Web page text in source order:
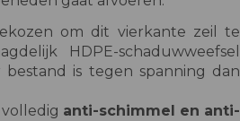
om dit vierkante zeil te
HDPE-schaduwweefsel
is tegen spanning dan
anti-schimmel en anti-